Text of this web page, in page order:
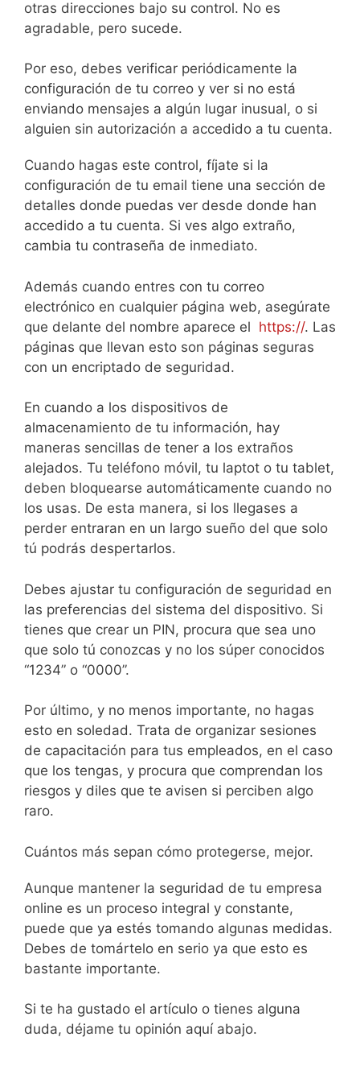
otras direcciones bajo su control. No es
agradable, pero sucede.
Por eso, debes verificar periódicamente la
configuración de tu correo y ver si no está
enviando mensajes a algún lugar inusual, o si
alguien sin autorización a accedido a tu cuenta.
Cuando hagas este control, fíjate si la
configuración de tu email tiene una sección de
detalles donde puedas ver desde donde han
accedido a tu cuenta. Si ves algo extraño,
cambia tu contraseña de inmediato.
Además cuando entres con tu correo
electrónico en cualquier página web, asegúrate
que delante del nombre aparece el https://. Las
páginas que llevan esto son páginas seguras
con un encriptado de seguridad.
En cuando a los dispositivos de
almacenamiento de tu información, hay
maneras sencillas de tener a los extraños
alejados. Tu teléfono móvil, tu laptot o tu tablet,
deben bloquearse automáticamente cuando no
los usas. De esta manera, si los llegases a
perder entraran en un largo sueño del que solo
tú podrás despertarlos.
Debes ajustar tu configuración de seguridad en
las preferencias del sistema del dispositivo. Si
tienes que crear un PIN, procura que sea uno
que solo tú conozcas y no los súper conocidos
“1234” o “0000”.
Por último, y no menos importante, no hagas
esto en soledad. Trata de organizar sesiones
de capacitación para tus empleados, en el caso
que los tengas, y procura que comprendan los
riesgos y diles que te avisen si perciben algo
raro.
Cuántos más sepan cómo protegerse, mejor.
Aunque mantener la seguridad de tu empresa
online es un proceso integral y constante,
puede que ya estés tomando algunas medidas.
Debes de tomártelo en serio ya que esto es
bastante importante.
Si te ha gustado el artículo o tienes alguna
duda, déjame tu opinión aquí abajo.